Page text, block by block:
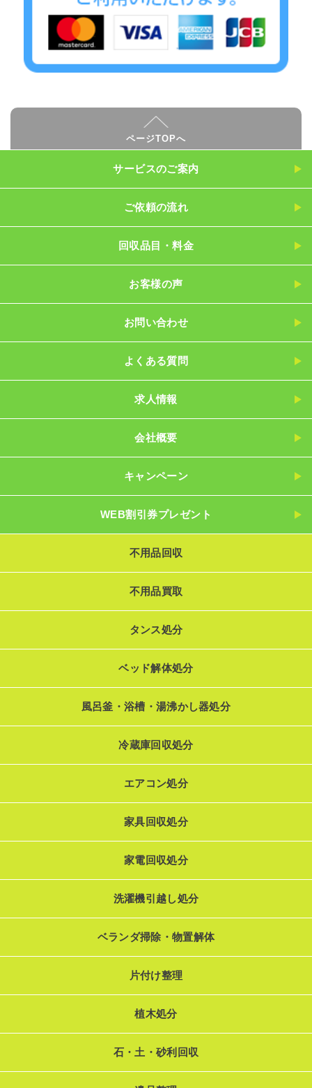
ページTOPへ
サービスのご案内
ご依頼の流れ
回収品目・料金
お客様の声
お問い合わせ
よくある質問
求人情報
会社概要
キャンペーン
WEB割引券プレゼント
不用品回収
不用品買取
タンス処分
ベッド解体処分
風呂釜・浴槽・湯沸かし器処分
冷蔵庫回収処分
エアコン処分
家具回収処分
家電回収処分
洗濯機引越し処分
ベランダ掃除・物置解体
片付け整理
植木処分
石・土・砂利回収